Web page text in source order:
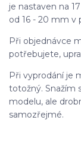
je nastaven na
od 16 - 20 mm v
Při objednávce
potřebujete,
Při vyprodání je
totožný. Snažím
modelu, ale
samozřejmé.